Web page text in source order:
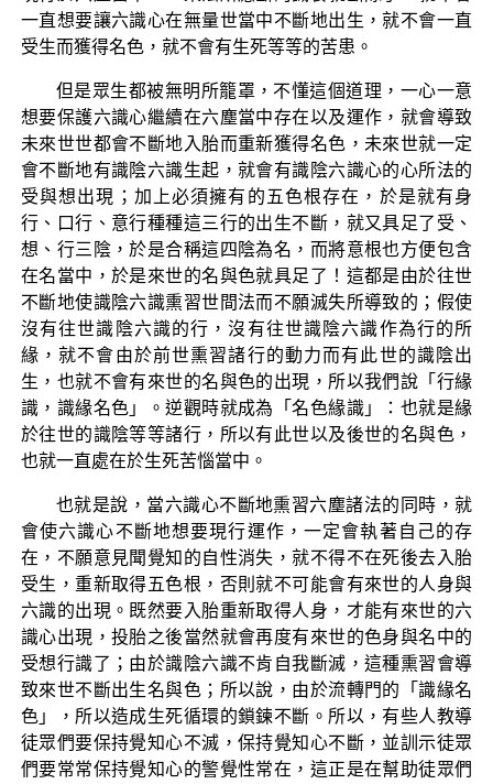
一直想要讓六識心在無量世當中不斷地出生，就不會一直
受生而獲得名色，就不會有生死等等的苦患。
但是眾生都被無明所籠罩，不懂這個道理，一心一意
想要保護六識心繼續在六塵當中存在以及運作，就會導致
未來世世都會不斷地入胎而重新獲得名色，未來世就一定
會不斷地有識陰六識生起，就會有識陰六識心的心所法的
受與想出現；加上必須擁有的五色根存在，於是就有身
行、口行、意行種種這三行的出生不斷，就又具足了受、
想、行三陰，於是合稱這四陰為名，而將意根也方便包含
在名當中，於是來世的名與色就具足了！這都是由於往世
不斷地使識陰六識熏習世間法而不願滅失所導致的；假使
沒有往世識陰六識的行，沒有往世識陰六識作為行的所
緣，就不會由於前世熏習諸行的動力而有此世的識陰出
生，也就不會有來世的名與色的出現，所以我們說「行緣
識，識緣名色」。逆觀時就成為「名色緣識」：也就是緣
於往世的識陰等等諸行，所以有此世以及後世的名與色，
也就一直處在於生死苦惱當中。
也就是說，當六識心不斷地熏習六塵諸法的同時，就
會使六識心不斷地想要現行運作，一定會執著自己的存
在，不願意見聞覺知的自性消失，就不得不在死後去入胎
受生，重新取得五色根，否則就不可能會有來世的人身與
六識的出現。既然要入胎重新取得人身，才能有來世的六
識心出現，投胎之後當然就會再度有來世的色身與名中的
受想行識了；由於識陰六識不肯自我斷滅，這種熏習會導
致來世不斷出生名與色；所以說，由於流轉門的「識緣名
色」，所以造成生死循環的鎖鍊不斷。所以，有些人教導
徒眾們要保持覺知心不滅，保持覺知心不斷，並訓示徒眾
們要常常保持覺知心的警覺性常在，這正是在幫助徒眾們